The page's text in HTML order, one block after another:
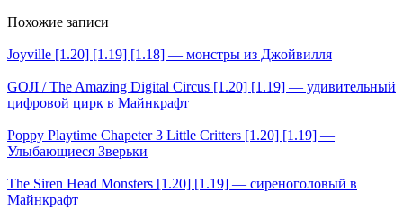
Похожие записи
Joyville [1.20] [1.19] [1.18] — монстры из Джойвилля
GOJI / The Amazing Digital Circus [1.20] [1.19] — удивительный
цифровой цирк в Майнкрафт
Poppy Playtime Chapeter 3 Little Critters [1.20] [1.19] —
Улыбающиеся Зверьки
The Siren Head Monsters [1.20] [1.19] — сиреноголовый в
Майнкрафт